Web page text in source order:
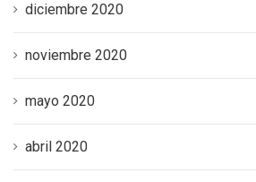
diciembre 2020
noviembre 2020
mayo 2020
abril 2020